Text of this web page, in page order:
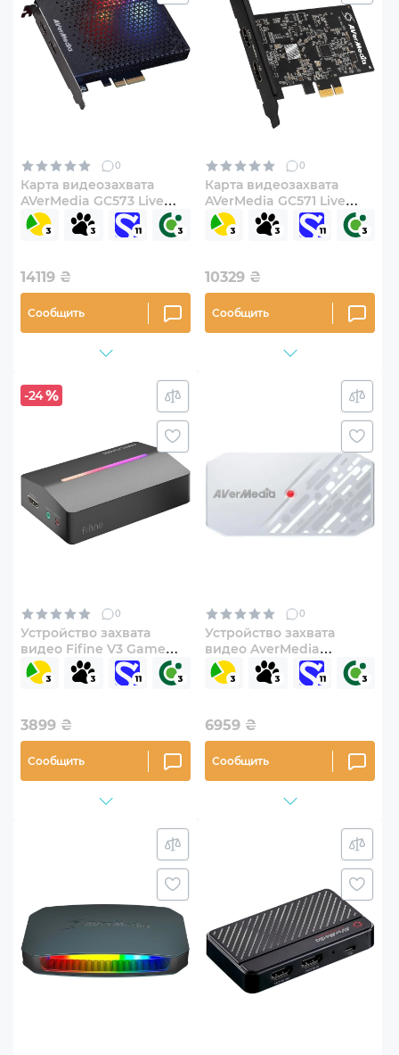
0
Карта видеозахвата
AVerMedia GC573 Live
Gamer 4K RGB
(61GC5730A0AS)
14119 ₴
Сообщить
0
Карта видеозахвата
AVerMedia GC571 Live
Streamer ULTRA HD
(61GC571000BF)
10329 ₴
Сообщить
-24
0
Устройство захвата
видео Fifine V3 Game
collection card
3899 ₴
Сообщить
0
Устройство захвата
видео AverMedia
BU113G2 CamStream 4K
White (61BU113G20A2)
6959 ₴
Сообщить